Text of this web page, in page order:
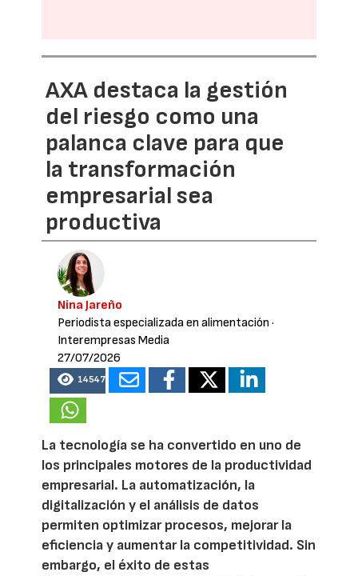
AXA destaca la gestión
del riesgo como una
palanca clave para que
la transformación
empresarial sea
productiva
Nina Jareño
Periodista especializada en alimentación ·
Interempresas Media
27/07/2026
14547
La tecnología se ha convertido en uno de
los principales motores de la productividad
empresarial. La automatización, la
digitalización y el análisis de datos
permiten optimizar procesos, mejorar la
eficiencia y aumentar la competitividad. Sin
embargo, el éxito de estas